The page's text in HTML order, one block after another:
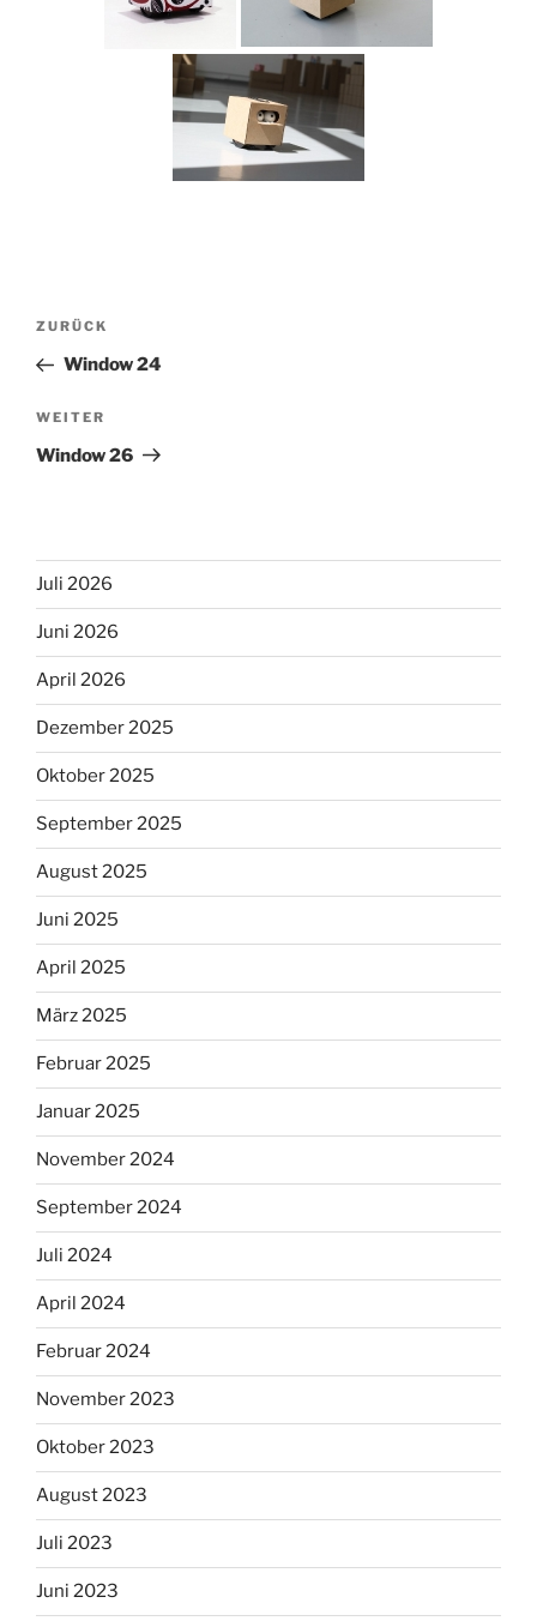
Beitragsnavigation
Vorheriger
Beitrag
ZURÜCK
Window 24
Nächster
Beitrag
WEITER
Window 26
Juli 2026
Juni 2026
April 2026
Dezember 2025
Oktober 2025
September 2025
August 2025
Juni 2025
April 2025
März 2025
Februar 2025
Januar 2025
November 2024
September 2024
Juli 2024
April 2024
Februar 2024
November 2023
Oktober 2023
August 2023
Juli 2023
Juni 2023